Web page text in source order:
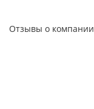
Отзывы о